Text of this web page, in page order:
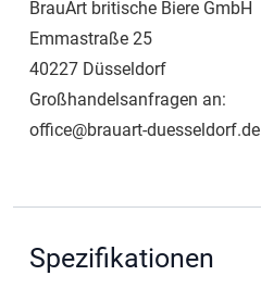
BrauArt britische Biere GmbH
Emmastraße 25
40227 Düsseldorf
Großhandelsanfragen an:
office@brauart-duesseldorf.de
Spezifikationen